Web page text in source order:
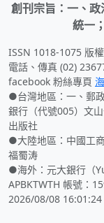
創刊宗旨：一、
統一
ISSN 1018-1075 版
電話、傳真 (02)
facebook 粉絲專頁
●台灣地區：一、郵
銀行（代號005）文
出版社
●大陸地區：中國工
福蜀涛
●海外：元大銀行（
APBKTWTH 帳號：
2026/08/08 16:01:24